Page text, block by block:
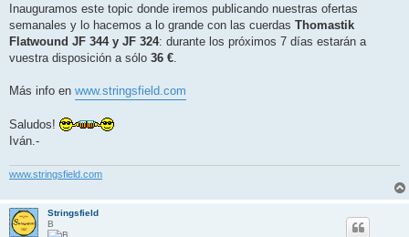
j
Inauguramos este topic donde iremos publicando nuestras ofertas
semanales y lo hacemos a lo grande con las cuerdas Thomastik
Flatwound JF 344 y JF 324: durante los próximos 7 días estarán a
vuestra disposición a sólo 36 €
Más info en www.stringsfield.com
Saludos!
Iván.-
www.stringsfield.com
Stringsfield
B